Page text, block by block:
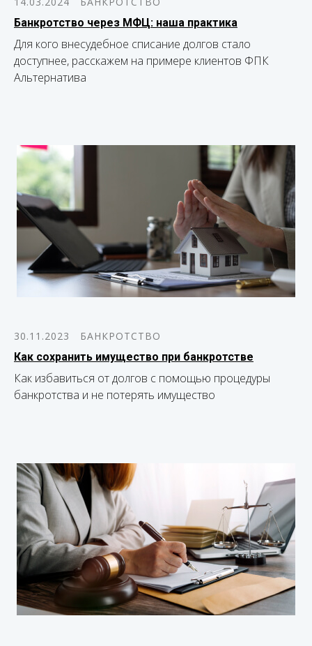
Банкротство через МФЦ: наша практика
Для кого внесудебное списание долгов стало
доступнее, расскажем на примере клиентов ФПК
Альтернатива
30.11.2023
БАНКРОТСТВО
Как сохранить имущество при банкротстве
Как избавиться от долгов с помощью процедуры
банкротства и не потерять имущество